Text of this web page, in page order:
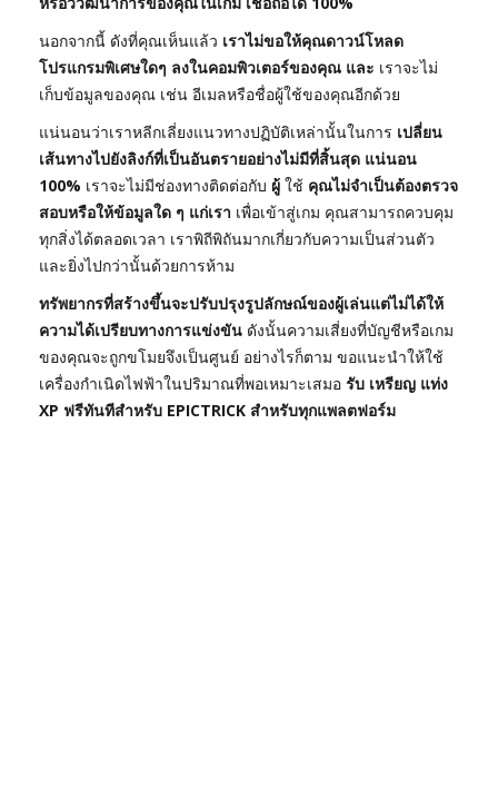
นอกจากนี้ ดังที่คุณเห็นแล้ว เราไม่ขอให้คุณดาวน์โหลด
โปรแกรมพิเศษใดๆ ลงในคอมพิวเตอร์ของคุณ และ เราจะไม่
เก็บข้อมูลของคุณ เช่น อีเมลหรือชื่อผู้ใช้ของคุณอีกด้วย
แน่นอนว่าเราหลีกเลี่ยงแนวทางปฏิบัติเหล่านั้นในการ เปลี่ยน
เส้นทางไปยังลิงก์ที่เป็นอันตรายอย่างไม่มีที่สิ้นสุด แน่นอน
100% เราจะไม่มีช่องทางติดต่อกับ ผู้ ใช้ คุณไม่จำเป็นต้องตรวจ
สอบหรือให้ข้อมูลใด ๆ แก่เรา เพื่อเข้าสู่เกม คุณสามารถควบคุม
ทุกสิ่งได้ตลอดเวลา เราพิถีพิถันมากเกี่ยวกับความเป็นส่วนตัว
และยิ่งไปกว่านั้นด้วยการห้าม
ทรัพยากรที่สร้างขึ้นจะปรับปรุงรูปลักษณ์ของผู้เล่นแต่ไม่ได้ให้
ความได้เปรียบทางการแข่งขัน ดังนั้นความเสี่ยงที่บัญชีหรือเกม
ของคุณจะถูกขโมยจึงเป็นศูนย์ อย่างไรก็ตาม ขอแนะนำให้ใช้
เครื่องกำเนิดไฟฟ้าในปริมาณที่พอเหมาะเสมอ รับ เหรียญ แท่ง
XP ฟรีทันทีสำหรับ EPICTRICK สำหรับทุกแพลตฟอร์ม